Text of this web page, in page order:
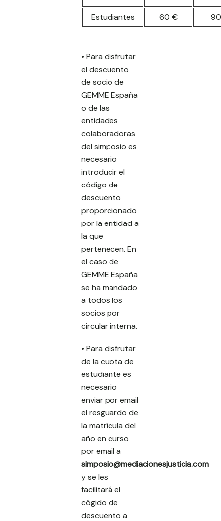
Estudiantes
60 €
• Para disfrutar
el descuento
de socio de
GEMME España
o de las
entidades
colaboradoras
del simposio es
necesario
introducir el
código de
descuento
proporcionado
por la entidad a
la que
pertenecen. En
el caso de
GEMME España
se ha mandado
a todos los
socios por
circular interna.
• Para disfrutar
de la cuota de
estudiante es
necesario
enviar por email
el resguardo de
la matrícula del
año en curso
por email a
simposio@mediacionesjusticia.com
y se les
facilitará el
cógido de
descuento a